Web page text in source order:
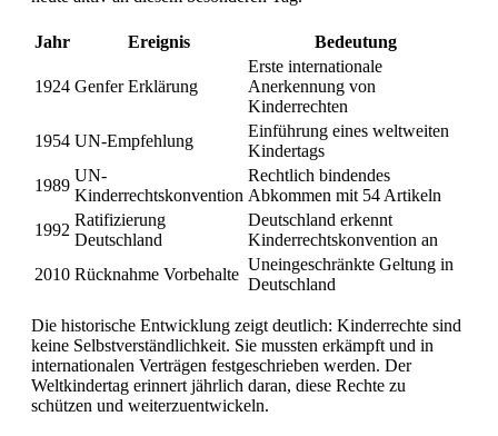
Jahr Ereignis Bedeutung
1924 Genfer Erklärung
Erste internationale
Anerkennung von
Kinderrechten
1954 UN-Empfehlung
Einführung eines weltweiten
Kindertags
1989
UN-
Kinderrechtskonvention
Rechtlich bindendes
Abkommen mit 54 Artikeln
1992
Ratifizierung
Deutschland
Deutschland erkennt
Kinderrechtskonvention an
2010 Rücknahme Vorbehalte
Uneingeschränkte Geltung in
Deutschland
Die historische Entwicklung zeigt deutlich: Kinderrechte sind
keine Selbstverständlichkeit. Sie mussten erkämpft und in
internationalen Verträgen festgeschrieben werden. Der
Weltkindertag erinnert jährlich daran, diese Rechte zu
schützen und weiterzuentwickeln.